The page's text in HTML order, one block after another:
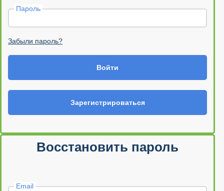
Пароль
Забыли пароль?
Войти
Зарегистрироваться
Восстановить пароль
Email